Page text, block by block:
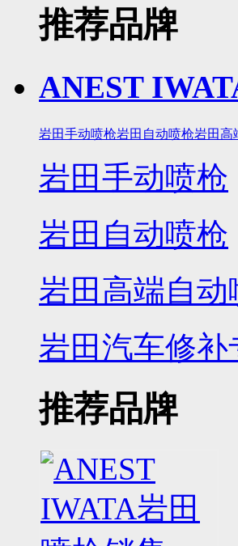
推荐品牌
ANEST
岩田手动喷枪岩田自动喷枪岩田高
岩田手动喷枪
岩田自动喷枪
岩田高端自动
岩田汽车修补
推荐品牌